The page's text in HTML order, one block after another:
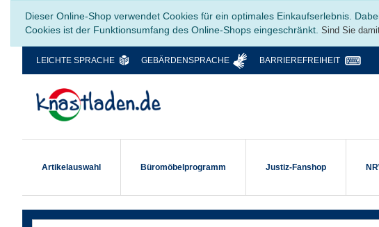
Dieser Online-Shop verwendet Cookies für ein optimales Einkaufserlebnis.
Cookies ist der Funktionsumfang des Online-Shops eingeschränkt. Sind Sie
LEICHTE SPRACHE GEBÄRDENSPRACHE BARRIEREFREIHEIT
Artikelauswahl Büromöbelprogramm Justiz-Fanshop